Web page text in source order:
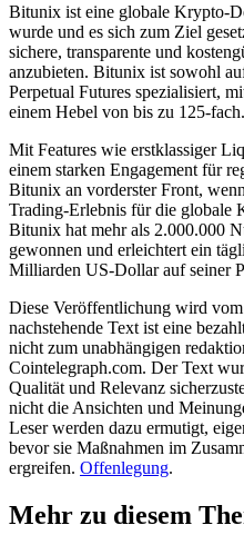
Bitunix ist eine globale Krypto-
wurde und es sich zum Ziel
sichere, transparente und
anzubieten. Bitunix ist sowohl
Perpetual Futures spezialisiert,
einem Hebel von bis zu 125-fach.
Mit Features wie erstklassiger
einem starken Engagement für
Bitunix an vorderster Front,
Trading-Erlebnis für die globale
Bitunix hat mehr als 2.000.000
gewonnen und erleichtert ein
Milliarden US-Dollar auf seiner
Diese Veröffentlichung wird
nachstehende Text ist eine
nicht zum unabhängigen
Cointelegraph.com. Der Text
Qualität und Relevanz
nicht die Ansichten und
Leser werden dazu ermutigt,
bevor sie Maßnahmen im
ergreifen. Offenlegung.
Mehr zu diesem